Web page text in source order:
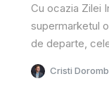
Cu ocazia Zilei
supermarketul
de departe,
Cristi